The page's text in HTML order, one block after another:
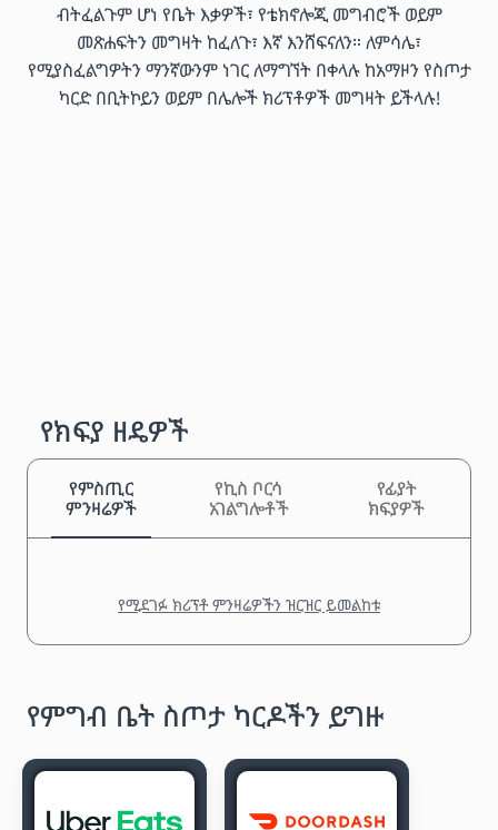
ብትፈልጉም ሆነ የቤት እቃዎች፣ የቴክኖሎጂ መግብሮች ወይም
መጽሐፍትን መግዛት ከፈለጉ፣ እኛ እንሸፍናለን። ለምሳሌ፣
የሚያስፈልግዎትን ማንኛውንም ነገር ለማግኘት በቀላሉ ከአማዞን የስጦታ
ካርድ በቢትኮይን ወይም በሌሎች ክሪፕቶዎች መግዛት ይችላሉ!
የክፍያ ዘዴዎች
የምስጢር
ምንዛሬዎች
የኪስ ቦርሳ
አገልግሎቶች
የፊያት
ክፍያዎች
የሚደገፉ ክሪፕቶ ምንዛሬዎችን ዝርዝር ይመልከቱ
የምግብ ቤት ስጦታ ካርዶችን ይግዙ